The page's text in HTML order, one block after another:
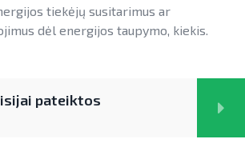
tiekėjų susitarimus ar
dėl energijos taupymo, kiekis.
pateiktos